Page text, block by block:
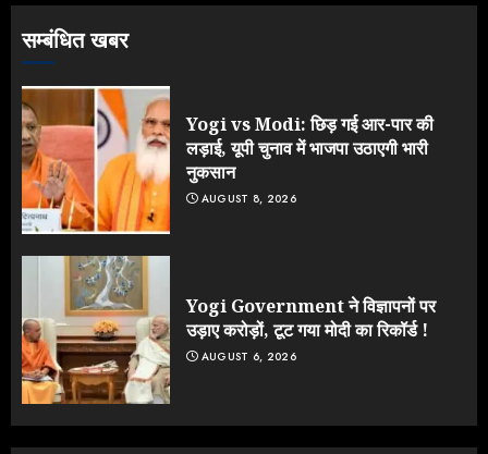
सम्बंधित खबर
Yogi vs Modi: छिड़ गई आर-पार की
लड़ाई, यूपी चुनाव में भाजपा उठाएगी भारी
नुकसान
AUGUST 8, 2026
Yogi Government ने विज्ञापनों पर
उड़ाए करोड़ों, टूट गया मोदी का रिकॉर्ड !
AUGUST 6, 2026
4
5
JULY 23, 2026
लड़ाई, यूपी चुनाव में भाजपा उठाएगी भारी
नुकसान